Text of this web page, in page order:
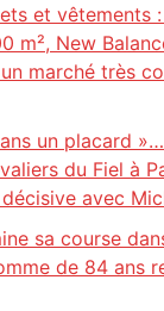
et vêtements
m², New
marché très
un placard
du Fiel à
avec
sa course
de 84 ans